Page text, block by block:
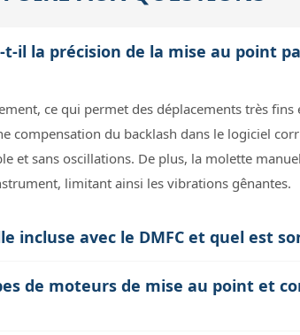
t-il la précision de la mise au point
ce qui permet des déplacements très
compensation du backlash dans le logiciel
et sans oscillations. De plus, la molette
limitant ainsi les vibrations gênantes.
incluse avec le DMFC et quel est
au logiciel de suivre ces changements en
de moteurs de mise au point et